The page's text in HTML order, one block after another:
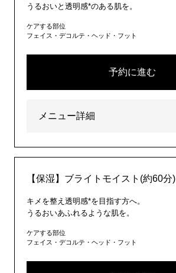
うるおいと透明感*のある肌を。
ケアする部位
フェイス・デコルテ・ヘッド・フット
予約に進む
メニュー詳細
【保湿】ブライトモイスト(約60分)
キメを整え透明感*を目指す方へ。
うるおいあふれるような肌を。
ケアする部位
フェイス・デコルテ・ヘッド・フット